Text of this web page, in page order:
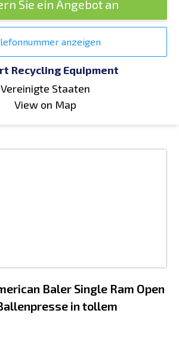
Sie ein Angebot an
anzeigen
Recycling Equipment
Vereinigte Staaten
View on Map
Baler Single Ram Open
in tollem